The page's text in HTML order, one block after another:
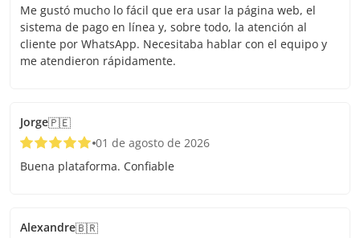
Me gustó mucho lo fácil que era usar la página web, el
sistema de pago en línea y, sobre todo, la atención al
cliente por WhatsApp. Necesitaba hablar con el equipo y
me atendieron rápidamente.
Jorge🇵🇪
01 de agosto de 2026
Buena plataforma. Confiable
Alexandre🇧🇷